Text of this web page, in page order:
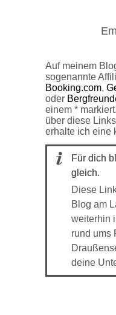
Auf meinem
sogenannte
Booking.com,
oder
einem *
über diese
erhalte ich eine
Für dich
gleich.
Diese
Blog am
weiterhin
rund ums
deine